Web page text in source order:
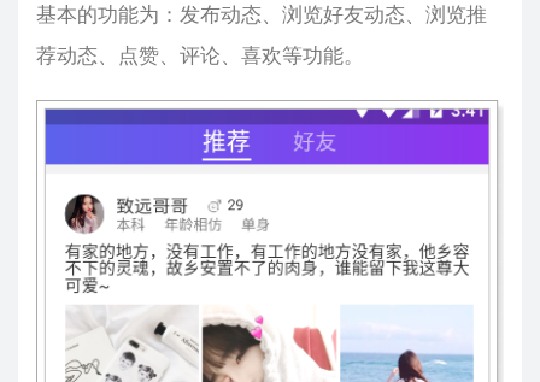
基本的功能为：发布动态、浏览好友动态、浏览推
荐动态、点赞、评论、喜欢等功能。